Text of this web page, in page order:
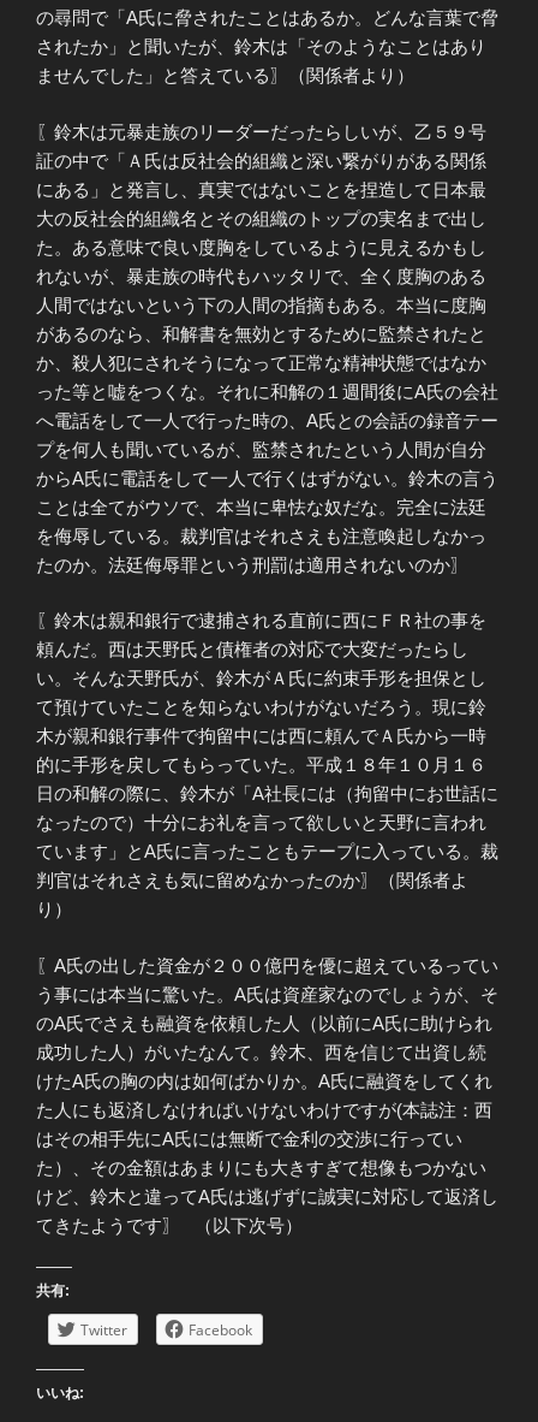
の尋問で「A氏に脅されたことはあるか。どんな言葉で脅
されたか」と聞いたが、鈴木は「そのようなことはあり
ませんでした」と答えている〗（関係者より）
〖鈴木は元暴走族のリーダーだったらしいが、乙５９号
証の中で「Ａ氏は反社会的組織と深い繋がりがある関係
にある」と発言し、真実ではないことを捏造して日本最
大の反社会的組織名とその組織のトップの実名まで出し
た。ある意味で良い度胸をしているように見えるかもし
れないが、暴走族の時代もハッタリで、全く度胸のある
人間ではないという下の人間の指摘もある。本当に度胸
があるのなら、和解書を無効とするために監禁されたと
か、殺人犯にされそうになって正常な精神状態ではなか
った等と嘘をつくな。それに和解の１週間後にA氏の会社
へ電話をして一人で行った時の、A氏との会話の録音テー
プを何人も聞いているが、監禁されたという人間が自分
からA氏に電話をして一人で行くはずがない。鈴木の言う
ことは全てがウソで、本当に卑怯な奴だな。完全に法廷
を侮辱している。裁判官はそれさえも注意喚起しなかっ
たのか。法廷侮辱罪という刑罰は適用されないのか〗
〖鈴木は親和銀行で逮捕される直前に西にＦＲ社の事を
頼んだ。西は天野氏と債権者の対応で大変だったらし
い。そんな天野氏が、鈴木がＡ氏に約束手形を担保とし
て預けていたことを知らないわけがないだろう。現に鈴
木が親和銀行事件で拘留中には西に頼んでＡ氏から一時
的に手形を戻してもらっていた。平成１８年１０月１６
日の和解の際に、鈴木が「A社長には（拘留中にお世話に
なったので）十分にお礼を言って欲しいと天野に言われ
ています」とA氏に言ったこともテープに入っている。裁
判官はそれさえも気に留めなかったのか〗（関係者よ
り）
〖A氏の出した資金が２００億円を優に超えているってい
う事には本当に驚いた。A氏は資産家なのでしょうが、そ
のA氏でさえも融資を依頼した人（以前にA氏に助けられ
成功した人）がいたなんて。鈴木、西を信じて出資し続
けたA氏の胸の内は如何ばかりか。A氏に融資をしてくれ
た人にも返済しなければいけないわけですが(本誌注：西
はその相手先にA氏には無断で金利の交渉に行ってい
た）、その金額はあまりにも大きすぎて想像もつかない
けど、鈴木と違ってA氏は逃げずに誠実に対応して返済し
てきたようです〗 （以下次号）
共有:
Twitter Facebook
いいね: